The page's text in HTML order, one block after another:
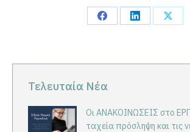
Share Share Share
Τελευταία Νέα
Οι ΑΝΑΚΟΙΝΩΣΕΙΣ στο
ταχεία πρόσληψη και τις